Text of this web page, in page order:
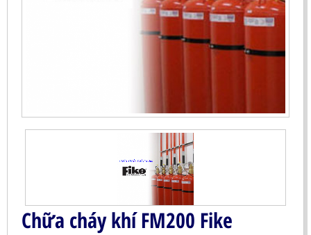
Chữa cháy khí FM200 Fike